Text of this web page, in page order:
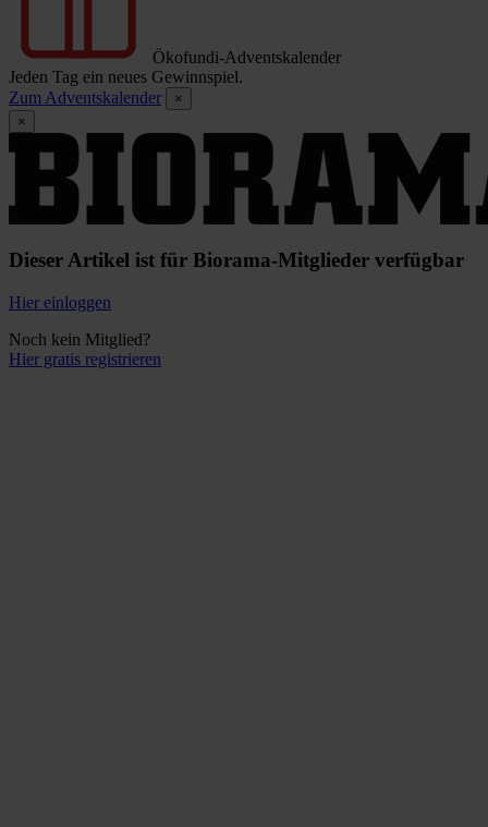
Ökofundi-Adventskalender
Jeden Tag ein neues Gewinnspiel.
Zum Adventskalender
×
×
Dieser Artikel ist für Biorama-Mitglieder verfügbar
Hier einloggen
Noch kein Mitglied?
Hier gratis registrieren